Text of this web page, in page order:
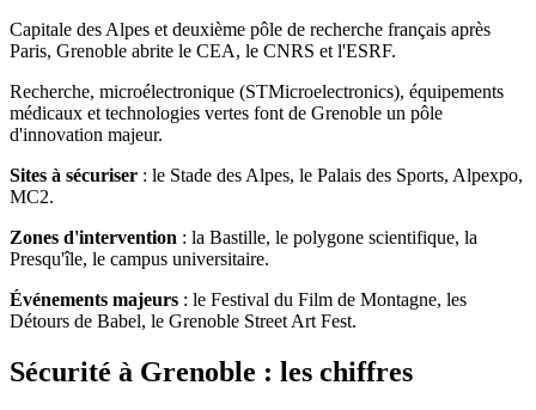
Capitale des Alpes et deuxième pôle de recherche français après
Paris, Grenoble abrite le CEA, le CNRS et l'ESRF.
Recherche, microélectronique (STMicroelectronics), équipements
médicaux et technologies vertes font de Grenoble un pôle
d'innovation majeur.
Sites à sécuriser : le Stade des Alpes, le Palais des Sports, Alpexpo,
MC2.
Zones d'intervention : la Bastille, le polygone scientifique, la
Presqu'île, le campus universitaire.
Événements majeurs : le Festival du Film de Montagne, les
Détours de Babel, le Grenoble Street Art Fest.
Sécurité à Grenoble : les chiffres